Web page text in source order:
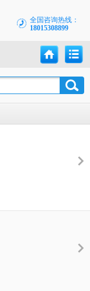
全国咨询热线：
18015308899